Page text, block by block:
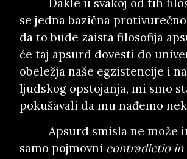
Dakle u svakoj od tih
se jedna bazična
da to bude zaista filosofija
će taj apsurd dovesti do
obeležja naše egzistencije i
ljudskog opstojanja, mi smo
pokušavali da mu nađemo
Apsurd smisla ne može
samo pojmovni contradictio in